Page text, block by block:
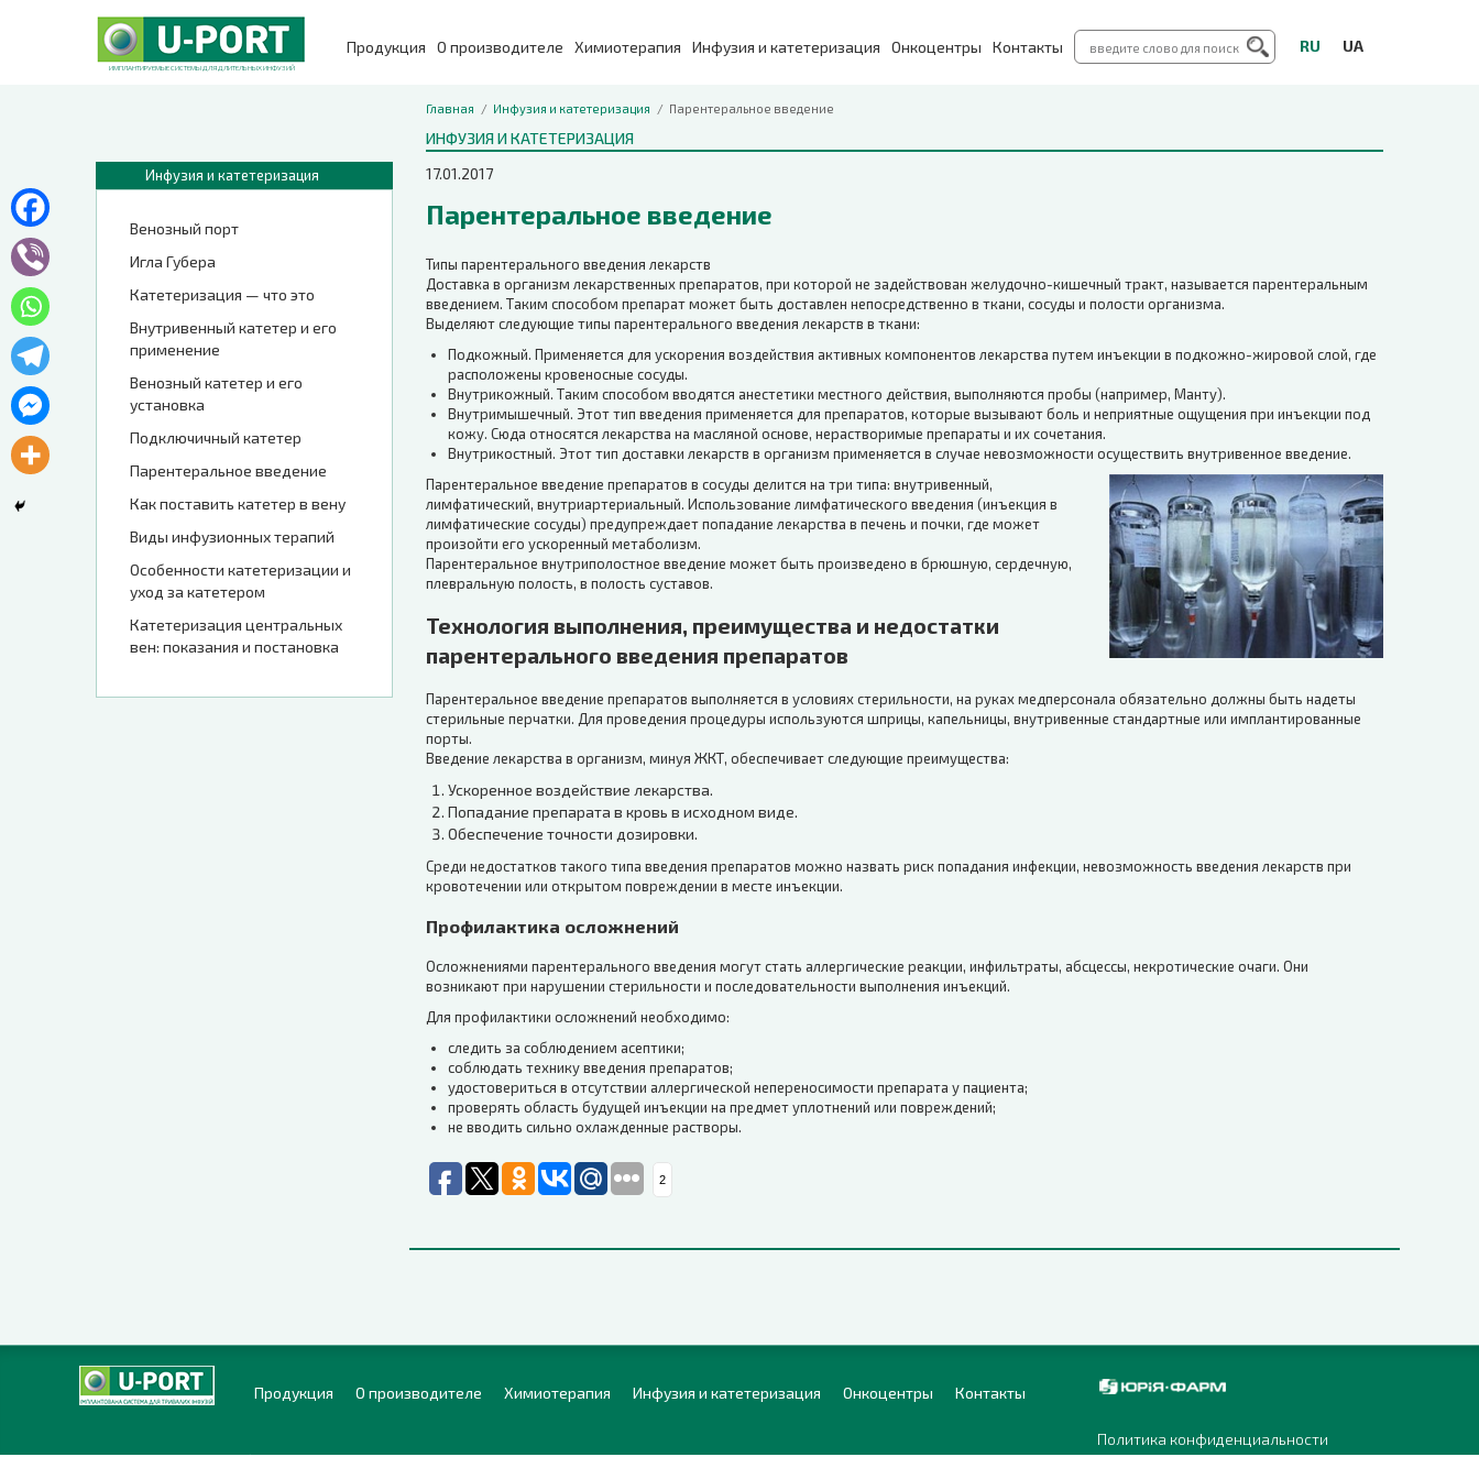
ИМПЛАНТИРУЕМЫЕ СИСТЕМЫ ДЛЯ ДЛИТЕЛЬНЫХ ИНФУЗИЙ
Продукция О производителе Химиотерапия Инфузия и катетеризация Онкоцентры Контакты RU UA
Инфузия и катетеризация
Венозный порт
Игла Губера
Катетеризация — что это
Внутривенный катетер и его
применение
Венозный катетер и его
установка
Подключичный катетер
Парентеральное введение
Как поставить катетер в вену
Виды инфузионных терапий
Особенности катетеризации и
уход за катетером
Катетеризация центральных
вен: показания и постановка
Главная Инфузия и катетеризация Парентеральное введение
ИНФУЗИЯ И КАТЕТЕРИЗАЦИЯ
17.01.2017
Парентеральное введение
Типы парентерального введения лекарств
Доставка в организм лекарственных препаратов, при которой не задействован желудочно-кишечный тракт, называется парентеральным
введением. Таким способом препарат может быть доставлен непосредственно в ткани, сосуды и полости организма.
Выделяют следующие типы парентерального введения лекарств в ткани:
Подкожный. Применяется для ускорения воздействия активных компонентов лекарства путем инъекции в подкожно-жировой слой, где
расположены кровеносные сосуды.
Внутрикожный. Таким способом вводятся анестетики местного действия, выполняются пробы (например, Манту).
Внутримышечный. Этот тип введения применяется для препаратов, которые вызывают боль и неприятные ощущения при инъекции под
кожу. Сюда относятся лекарства на масляной основе, нерастворимые препараты и их сочетания.
Внутрикостный. Этот тип доставки лекарств в организм применяется в случае невозможности осуществить внутривенное введение.
Парентеральное введение препаратов в сосуды делится на три типа: внутривенный,
лимфатический, внутриартериальный. Использование лимфатического введения (инъекция в
лимфатические сосуды) предупреждает попадание лекарства в печень и почки, где может
произойти его ускоренный метаболизм.
Парентеральное внутриполостное введение может быть произведено в брюшную, сердечную,
плевральную полость, в полость суставов.
Технология выполнения, преимущества и недостатки
парентерального введения препаратов
Парентеральное введение препаратов выполняется в условиях стерильности, на руках медперсонала обязательно должны быть надеты
стерильные перчатки. Для проведения процедуры используются шприцы, капельницы, внутривенные стандартные или имплантированные
порты.
Введение лекарства в организм, минуя ЖКТ, обеспечивает следующие преимущества:
Ускоренное воздействие лекарства.
Попадание препарата в кровь в исходном виде.
Обеспечение точности дозировки.
Среди недостатков такого типа введения препаратов можно назвать риск попадания инфекции, невозможность введения лекарств при
кровотечении или открытом повреждении в месте инъекции.
Профилактика осложнений
Осложнениями парентерального введения могут стать аллергические реакции, инфильтраты, абсцессы, некротические очаги. Они
возникают при нарушении стерильности и последовательности выполнения инъекций.
Для профилактики осложнений необходимо:
следить за соблюдением асептики;
соблюдать технику введения препаратов;
удостовериться в отсутствии аллергической непереносимости препарата у пациента;
проверять область будущей инъекции на предмет уплотнений или повреждений;
не вводить сильно охлажденные растворы.
2
Продукция О производителе Химиотерапия Инфузия и катетеризация Онкоцентры Контакты
Политика конфиденциальности
© 2016-2026, ООО «ЮРиЯ-ФАРМ». Все права защищены.